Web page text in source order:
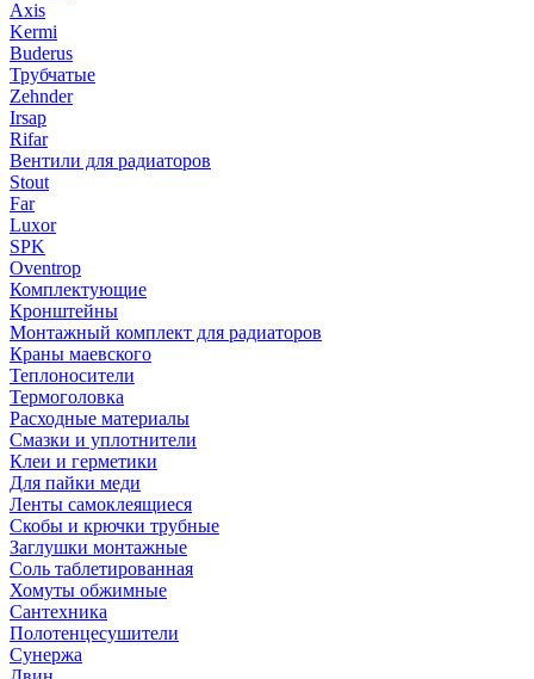
Axis
Kermi
Buderus
Трубчатые
Zehnder
Irsap
Rifar
Вентили для радиаторов
Stout
Far
Luxor
SPK
Oventrop
Комплектующие
Кронштейны
Монтажный комплект для радиаторов
Краны маевского
Теплоносители
Термоголовка
Расходные материалы
Смазки и уплотнители
Клеи и герметики
Для пайки меди
Ленты самоклеящиеся
Скобы и крючки трубные
Заглушки монтажные
Соль таблетированная
Хомуты обжимные
Сантехника
Полотенцесушители
Сунержа